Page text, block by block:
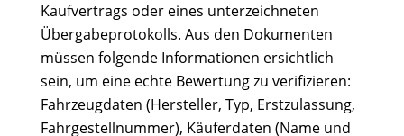
Kaufvertrags oder eines unterzeichneten
Übergabeprotokolls. Aus den Dokumenten
müssen folgende Informationen ersichtlich
sein, um eine echte Bewertung zu verifizieren:
Fahrzeugdaten (Hersteller, Typ, Erstzulassung,
Fahrgestellnummer), Käuferdaten (Name und